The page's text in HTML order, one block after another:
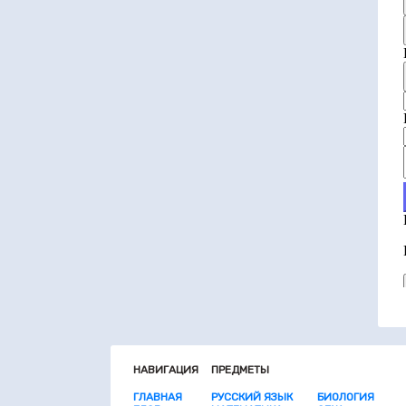
НАВИГАЦИЯ
ГЛАВНАЯ
ПРЕДМЕТЫ
РУССКИЙ ЯЗЫК
БИОЛОГИЯ